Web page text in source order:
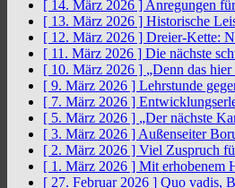
[ 14. März 2026 ] Anregungen
[ 13. März 2026 ] Historische
[ 12. März 2026 ] Dreier-Kette:
[ 11. März 2026 ] Die nächste
[ 10. März 2026 ] „Denn das
[ 9. März 2026 ] Lehrstunde
[ 7. März 2026 ]
[ 5. März 2026 ] „Der nächste
[ 3. März 2026 ] Außenseiter
[ 2. März 2026 ] Viel Zuspruch
[ 1. März 2026 ] Mit erhobenem
[ 27. Februar 2026 ] Quo vadis,